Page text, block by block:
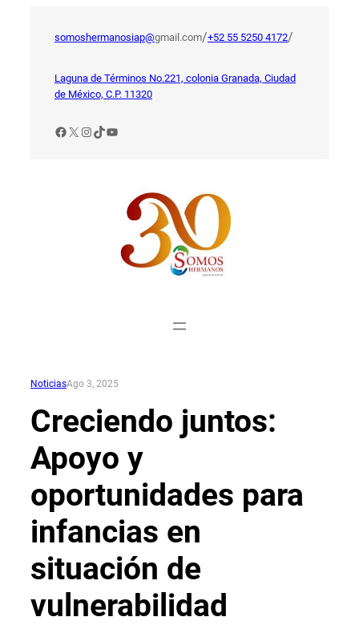
somoshermanosiap@gmail.com/+52 55 5250 4172/
Laguna de Términos No.221, colonia Granada, Ciudad
de México, C.P. 11320
Facebook
X Instagram
TikTok
YouTube
NoticiasAgo 3, 2025
Creciendo juntos:
Apoyo y
oportunidades para
infancias en
situación de
vulnerabilidad